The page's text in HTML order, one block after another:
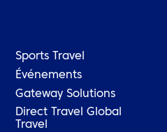
Sports Travel
Événements
Gateway Solutions
Direct Travel Global
Travel